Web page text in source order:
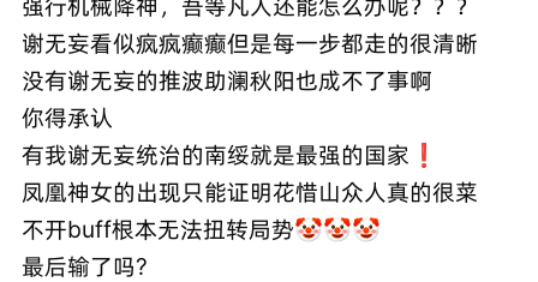
强行机械降神，吾等凡人还能怎么办呢？？？
谢无妄看似疯疯癫癫但是每一步都走的很清晰
没有谢无妄的推波助澜秋阳也成不了事啊
你得承认
有我谢无妄统治的南绥就是最强的国家❗️
凤凰神女的出现只能证明花惜山众人真的很菜
不开buff根本无法扭转局势🤡🤡🤡
最后输了吗?